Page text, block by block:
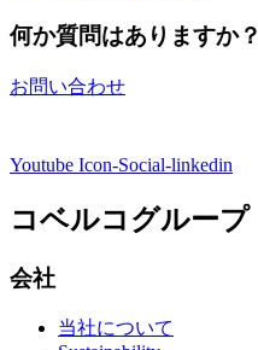
何か質問はありますか？
お問い合わせ
Youtube Icon-Social-linkedin
コベルコグループ
会社
当社について